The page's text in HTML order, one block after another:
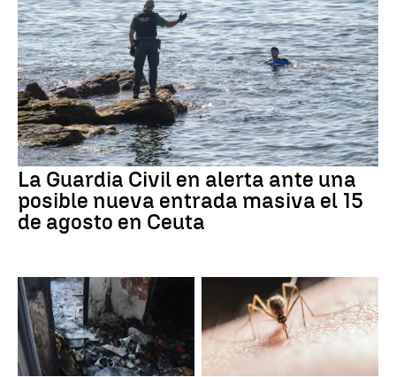
La Guardia Civil en alerta ante una
posible nueva entrada masiva el 15
de agosto en Ceuta